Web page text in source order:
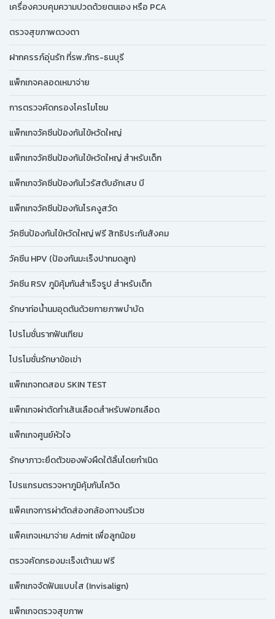
เครื่องควบคุมความปวดด้วยตนเอง หรือ PCA
ตรวจสุขภาพดวงตา
ฝากครรภ์อุ่นรัก ที่รพ.ภัทร-ธนบุรี
แพ็กเกจคลอดเหมาจ่าย
การตรวจคัดกรองโครโมโซม
แพ็กเกจวัคซีนป้องกันไข้หวัดใหญ่
แพ็กเกจวัคซีนป้องกันไข้หวัดใหญ่ สำหรับเด็ก
แพ็กเกจวัคซีนป้องกันไวรัสตับอักเสบ บี
แพ็กเกจวัคซีนป้องกันโรคงูสวัด
วัคซีนป้องกันไข้หวัดใหญ่ ฟรี สิทธิประกันสังคม
วัคซีน HPV (ป้องกันมะเร็งปากมดลูก)
วัคซีน RSV ภูมิคุ้มกันสำเร็จรูป สำหรับเด็ก
รักษาท่อน้ำนมอุดตันด้วยกายภาพบำบัด
โปรโมชั่นรากฟันเทียม
โปรโมชั่นรักษาข้อเข่า
แพ็กเกจทดสอบ SKIN TEST
แพ็กเกจผ่าตัดทำเส้นเลือดสำหรับฟอกเลือด
แพ็กเกจศูนย์หัวใจ
รักษาภาวะยึดตัวของพังผืดใต้ลิ้นโดยกำเนิด
โปรแกรมตรวจหาภูมิคุ้มกันโควิด
แพ็คเกจการผ่าตัดส่องกล้องทางนรีเวช
แพ็คเกจเหมาจ่าย Admit เพื่อลูกน้อย
ตรวจคัดกรองมะเร็งเต้านม ฟรี
แพ็กเกจจัดฟันแบบใส (Invisalign)
แพ็กเกจตรวจสุขภาพ